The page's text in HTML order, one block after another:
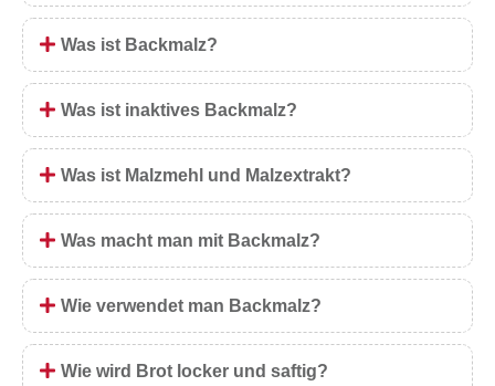
Was ist Backmalz?
Was ist inaktives Backmalz?
Was ist Malzmehl und Malzextrakt?
Was macht man mit Backmalz?
Wie verwendet man Backmalz?
Wie wird Brot locker und saftig?